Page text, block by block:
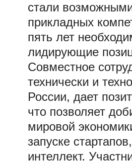
стали
прикладных
пять лет
лидирующие
Совместное
технически и
России, дает
что позволяет
мировой
запуске
интеллект.